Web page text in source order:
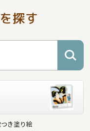
探す
き塗り絵